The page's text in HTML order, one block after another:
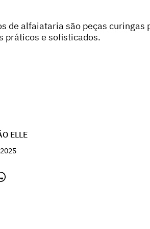
de alfaiataria são peças curingas
práticos e sofisticados.
ELLE